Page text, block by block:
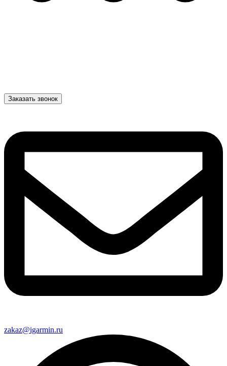
Заказать звонок
zakaz@igarmin.ru